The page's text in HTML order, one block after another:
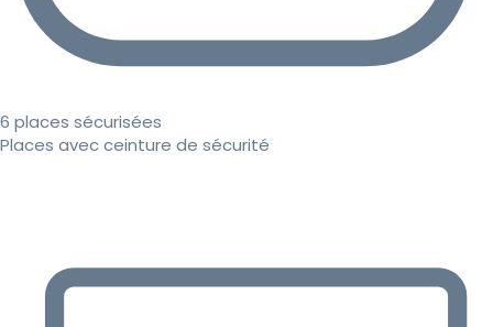
6 places sécurisées
Places avec ceinture de sécurité